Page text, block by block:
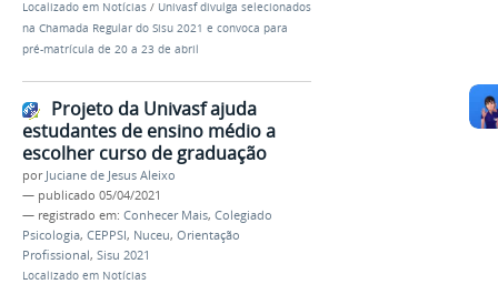
Localizado em Notícias / Univasf divulga selecionados
na Chamada Regular do Sisu 2021 e convoca para
pré-matrícula de 20 a 23 de abril
Projeto da Univasf ajuda
estudantes de ensino médio a
escolher curso de graduação
por Juciane de Jesus Aleixo
— publicado 05/04/2021
— registrado em: Conhecer Mais, Colegiado
Psicologia, CEPPSI, Nuceu, Orientação
Profissional, Sisu 2021
Localizado em Notícias